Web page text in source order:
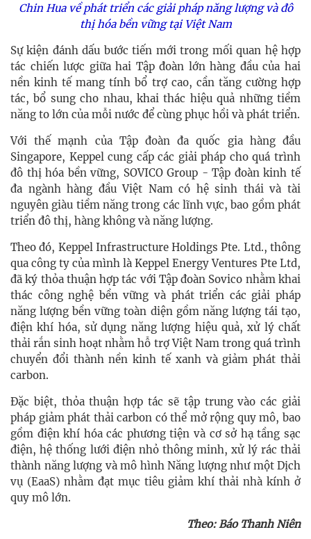
Chin Hua về phát triển các giải pháp năng lượng và đô
thị hóa bền vững tại Việt Nam
Sự kiện đánh dấu bước tiến mới trong mối quan hệ hợp
tác chiến lược giữa hai Tập đoàn lớn hàng đầu của hai
nền kinh tế mang tính bổ trợ cao, cần tăng cường hợp
tác, bổ sung cho nhau, khai thác hiệu quả những tiềm
năng to lớn của mỗi nước để cùng phục hồi và phát triển.
Với thế mạnh của Tập đoàn đa quốc gia hàng đầu
Singapore, Keppel cung cấp các giải pháp cho quá trình
đô thị hóa bền vững, SOVICO Group - Tập đoàn kinh tế
đa ngành hàng đầu Việt Nam có hệ sinh thái và tài
nguyên giàu tiềm năng trong các lĩnh vực, bao gồm phát
triển đô thị, hàng không và năng lượng.
Theo đó, Keppel Infrastructure Holdings Pte. Ltd., thông
qua công ty của mình là Keppel Energy Ventures Pte Ltd,
đã ký thỏa thuận hợp tác với Tập đoàn Sovico nhằm khai
thác công nghệ bền vững và phát triển các giải pháp
năng lượng bền vững toàn diện gồm năng lượng tái tạo,
điện khí hóa, sử dụng năng lượng hiệu quả, xử lý chất
thải rắn sinh hoạt nhằm hỗ trợ Việt Nam trong quá trình
chuyển đổi thành nền kinh tế xanh và giảm phát thải
carbon.
Đặc biệt, thỏa thuận hợp tác sẽ tập trung vào các giải
pháp giảm phát thải carbon có thể mở rộng quy mô, bao
gồm điện khí hóa các phương tiện và cơ sở hạ tầng sạc
điện, hệ thống lưới điện nhỏ thông minh, xử lý rác thải
thành năng lượng và mô hình Năng lượng như một Dịch
vụ (EaaS) nhằm đạt mục tiêu giảm khí thải nhà kính ở
quy mô lớn.
Theo: Báo Thanh Niên